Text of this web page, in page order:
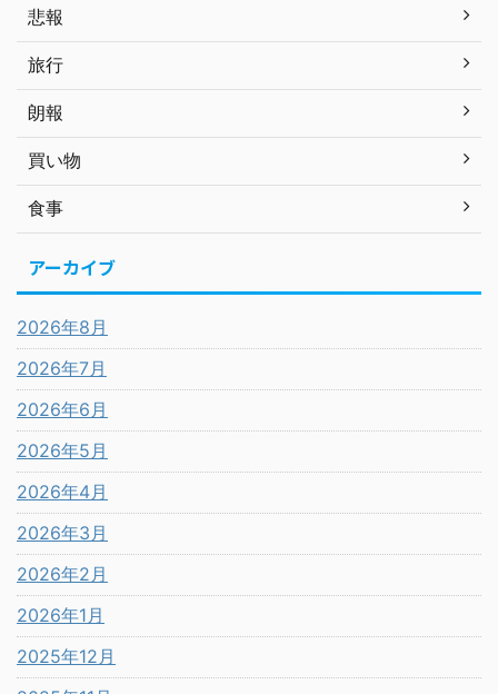
悲報
旅行
朗報
買い物
食事
アーカイブ
2026年8月
2026年7月
2026年6月
2026年5月
2026年4月
2026年3月
2026年2月
2026年1月
2025年12月